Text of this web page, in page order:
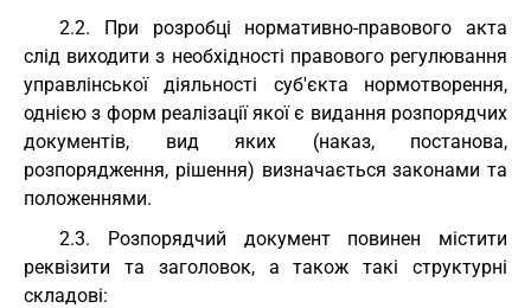
2.2. При розробці нормативно-правового акта
слід виходити з необхідності правового регулювання
управлінської діяльності суб'єкта нормотворення,
однією з форм реалізації якої є видання розпорядчих
документів, вид яких (наказ, постанова,
розпорядження, рішення) визначається законами та
положеннями.
2.3. Розпорядчий документ повинен містити
реквізити та заголовок, а також такі структурні
складові: